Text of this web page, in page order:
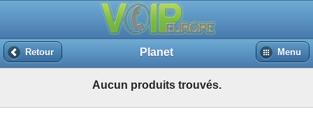
Retour Planet Menu
Aucun produits trouvés.